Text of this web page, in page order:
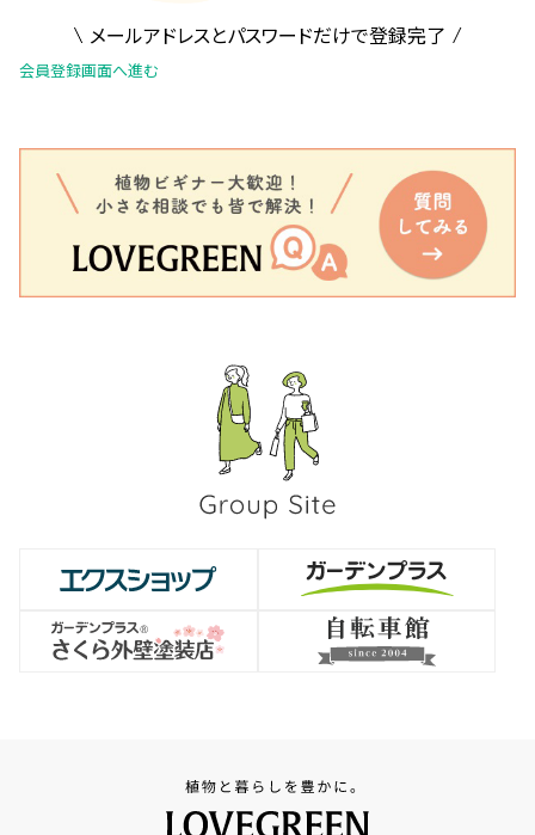
メールアドレスとパスワードだけで登録完了
会員登録画面へ進む